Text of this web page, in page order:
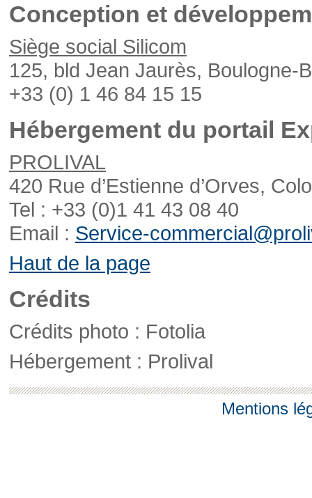
Conception et
Siège social Silicom
125, bld Jean Jaurès, Boulogne-
+33 (0) 1 46 84 15 15
Hébergement du portail
PROLIVAL
420 Rue d’Estienne d’Orves,
Tel : +33 (0)1 41 43 08 40
Email : Service-
Haut de la page
Crédits
Crédits photo : Fotolia
Hébergement : Prolival
Mentions